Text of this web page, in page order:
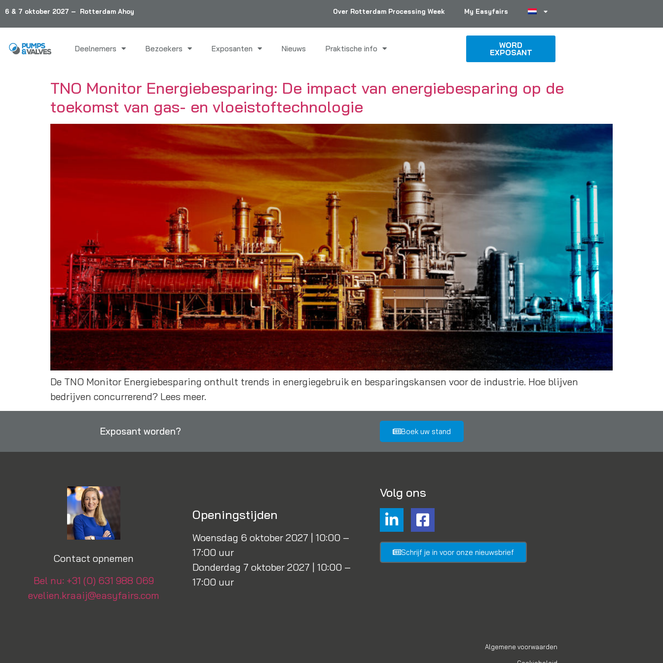
6 & 7 oktober 2027 – Rotterdam Ahoy Over Rotterdam Processing Week My Easyfairs
Deelnemers Bezoekers Exposanten Nieuws Praktische info WORD
EXPOSANT
TNO Monitor Energiebesparing: De impact van energiebesparing op de
toekomst van gas- en vloeistoftechnologie
De TNO Monitor Energiebesparing onthult trends in energiegebruik en besparingskansen voor de industrie. Hoe blijven
bedrijven concurrerend? Lees meer.
Exposant worden? Boek uw stand
Contact opnemen
Bel nu: +31 (0) 631 988 069
evelien.kraaij@easyfairs.com
Openingstijden
Woensdag 6 oktober 2027 | 10:00 –
17:00 uur
Donderdag 7 oktober 2027 | 10:00 –
17:00 uur
Volg ons
Schrijf je in voor onze nieuwsbrief
Algemene voorwaarden